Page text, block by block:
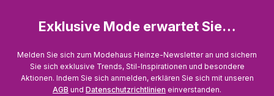
Exklusive Mode erwartet Sie…
Melden Sie sich zum Modehaus Heinze-Newsletter an und sichern
Sie sich exklusive Trends, Stil-Inspirationen und besondere
Aktionen. Indem Sie sich anmelden, erklären Sie sich mit unseren
AGB und Datenschutzrichtlinien einverstanden.